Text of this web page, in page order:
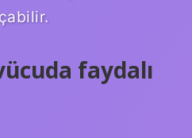
faydalı